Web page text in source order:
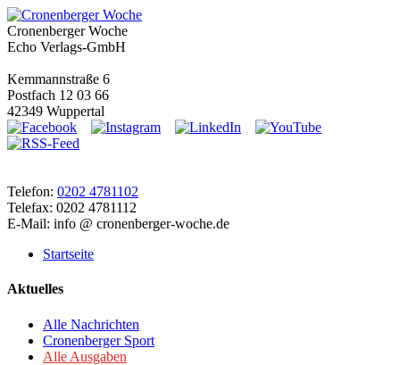
Cronenberger Woche
Echo Verlags-GmbH
Kemmannstraße 6
Postfach 12 03 66
42349 Wuppertal
Telefon: 0202 4781102
Telefax: 0202 4781112
E-Mail: info @ cronenberger-woche.de
Startseite
Aktuelles
Alle Nachrichten
Cronenberger Sport
Alle Ausgaben